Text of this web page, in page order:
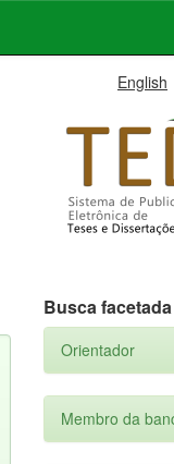
English
Busca facetada
Orientador
Membro da